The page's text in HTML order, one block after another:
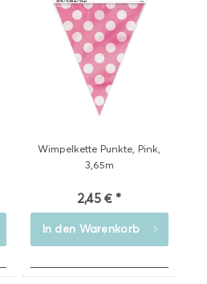
Wimpelkette Punkte, Pink,
3,65m
2,45 € *
In den Warenkorb